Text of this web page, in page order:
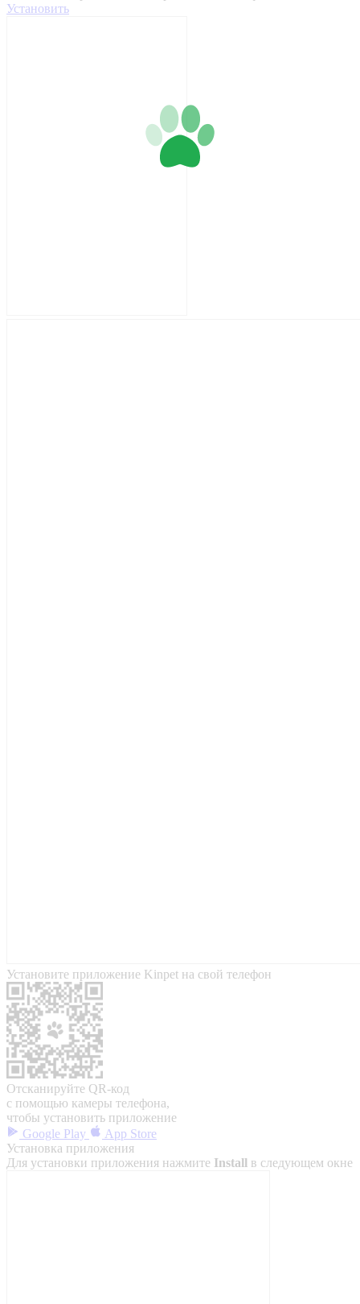
Установить
Установите приложение Kinpet на свой телефон
Отсканируйте QR-код
с помощью камеры телефона,
чтобы установить приложение
Google Play
App Store
Установка приложения
Для установки приложения нажмите Install в следующем окне